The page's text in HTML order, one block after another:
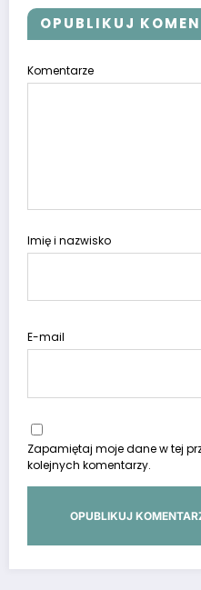
OPUBLIKUJ
Komentarze
Imię i nazwisko
E-mail
Zapamiętaj moje dane w tej
kolejnych komentarzy.